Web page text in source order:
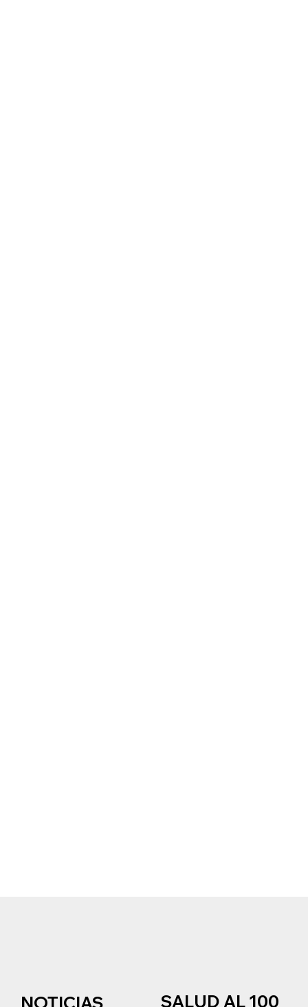
NOTICIAS SALUD AL 100